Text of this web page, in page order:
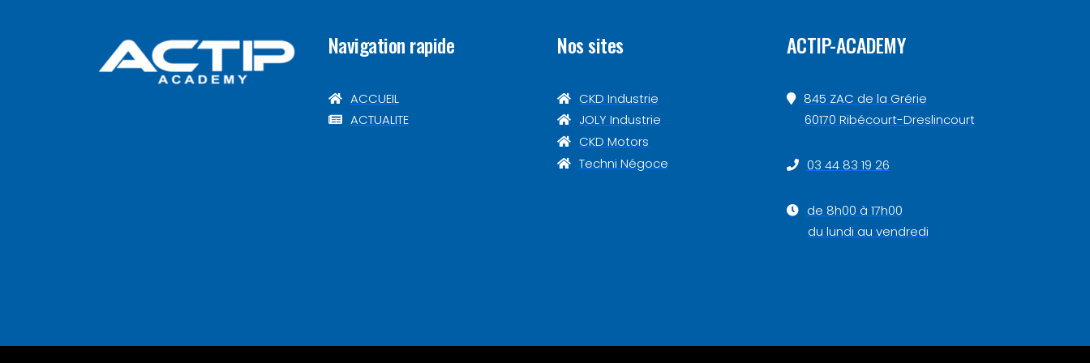
Navigation rapide
ACCUEIL
ACTUALITE
Nos sites
CKD Industrie
JOLY Industrie
CKD Motors
Techni Négoce
ACTIP-ACADEMY
845 ZAC de la Grérie
60170 Ribécourt-Dreslincourt
03 44 83 19 26
de 8h00 à 17h00
du lundi au vendredi